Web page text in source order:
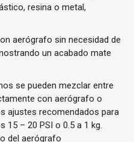
resina o metal,
aerógrafo sin necesidad de
un acabado mate
se pueden mezclar entre
con aerógrafo o
ajustes recomendados para
15 – 20 PSI o 0.5 a 1 kg.
del aerógrafo